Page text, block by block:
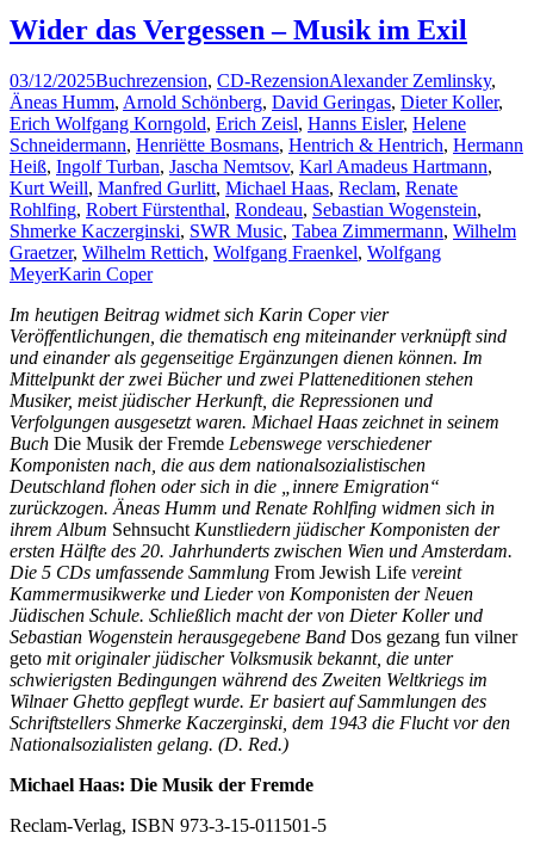
Wider das Vergessen – Musik im Exil
03/12/2025Buchrezension, CD-RezensionAlexander Zemlinsky,
Äneas Humm, Arnold Schönberg, David Geringas, Dieter Koller,
Erich Wolfgang Korngold, Erich Zeisl, Hanns Eisler, Helene
Schneidermann, Henriëtte Bosmans, Hentrich & Hentrich, Hermann
Heiß, Ingolf Turban, Jascha Nemtsov, Karl Amadeus Hartmann,
Kurt Weill, Manfred Gurlitt, Michael Haas, Reclam, Renate
Rohlfing, Robert Fürstenthal, Rondeau, Sebastian Wogenstein,
Shmerke Kaczerginski, SWR Music, Tabea Zimmermann, Wilhelm
Graetzer, Wilhelm Rettich, Wolfgang Fraenkel, Wolfgang
MeyerKarin Coper
Im heutigen Beitrag widmet sich Karin Coper vier
Veröffentlichungen, die thematisch eng miteinander verknüpft sind
und einander als gegenseitige Ergänzungen dienen können. Im
Mittelpunkt der zwei Bücher und zwei Platteneditionen stehen
Musiker, meist jüdischer Herkunft, die Repressionen und
Verfolgungen ausgesetzt waren. Michael Haas zeichnet in seinem
Buch Die Musik der Fremde Lebenswege verschiedener
Komponisten nach, die aus dem nationalsozialistischen
Deutschland flohen oder sich in die „innere Emigration“
zurückzogen. Äneas Humm und Renate Rohlfing widmen sich in
ihrem Album Sehnsucht Kunstliedern jüdischer Komponisten der
ersten Hälfte des 20. Jahrhunderts zwischen Wien und Amsterdam.
Die 5 CDs umfassende Sammlung From Jewish Life vereint
Kammermusikwerke und Lieder von Komponisten der Neuen
Jüdischen Schule. Schließlich macht der von Dieter Koller und
Sebastian Wogenstein herausgegebene Band Dos gezang fun vilner
geto mit originaler jüdischer Volksmusik bekannt, die unter
schwierigsten Bedingungen während des Zweiten Weltkriegs im
Wilnaer Ghetto gepflegt wurde. Er basiert auf Sammlungen des
Schriftstellers Shmerke Kaczerginski, dem 1943 die Flucht vor den
Nationalsozialisten gelang. (D. Red.)
Michael Haas: Die Musik der Fremde
Reclam-Verlag, ISBN 973-3-15-011501-5